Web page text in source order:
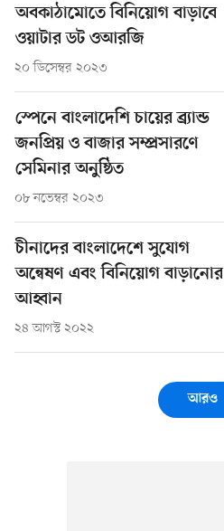
অবকাঠামোতে বিনিয়োগ বাড়াবে
ওয়াটার ডট ওআরজি
২০ ডিসেম্বর ২০২৩
স্পেনে বাংলাদেশি চায়ের ব্র্যান্ড
জনপ্রিয় ও বাজার সম্প্রসারণে
সেমিনার অনুষ্ঠিত
০৮ নভেম্বর ২০২৩
চীনাদের বাংলাদেশে সুযোগ
অন্বেষণ এবং বিনিয়োগ বাড়ানোর
আহ্বান
২৪ আগস্ট ২০২২
আরও